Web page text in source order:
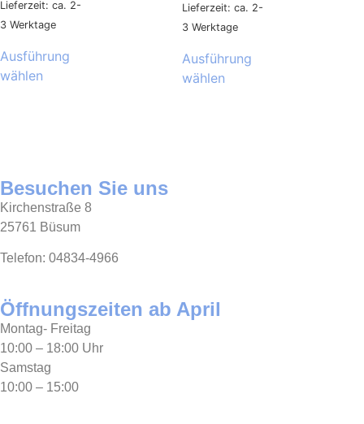
Lieferzeit: ca. 2-
3 Werktage
Ausführung
wählen
Lieferzeit: ca. 2-
3 Werktage
Ausführung
wählen
Besuchen Sie uns
Kirchenstraße 8
25761 Büsum
Telefon: 04834-4966
Öffnungszeiten ab April
Montag- Freitag
10:00 – 18:00 Uhr
Samstag
10:00 – 15:00